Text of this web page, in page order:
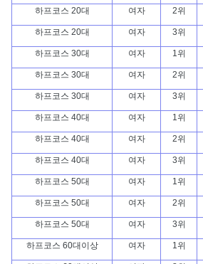
하프코스 20대 여자 2위
하프코스 20대 여자 3위
하프코스 30대 여자 1위
하프코스 30대 여자 2위
하프코스 30대 여자 3위
하프코스 40대 여자 1위
하프코스 40대 여자 2위
하프코스 40대 여자 3위
하프코스 50대 여자 1위
하프코스 50대 여자 2위
하프코스 50대 여자 3위
하프코스 60대이상 여자 1위